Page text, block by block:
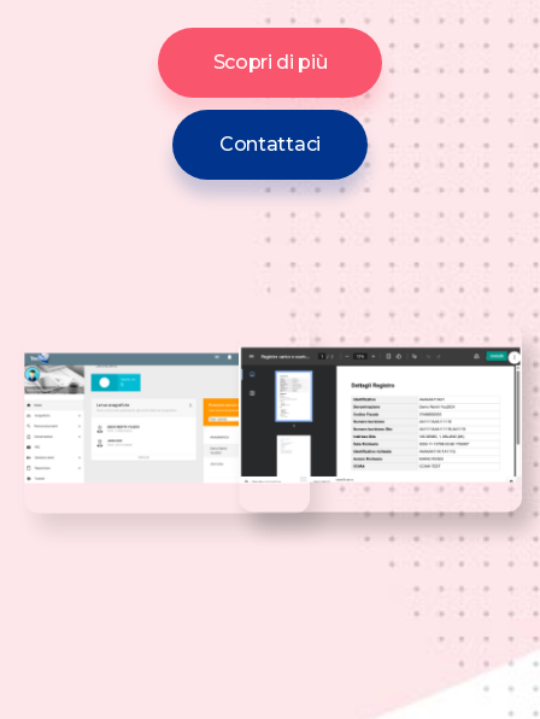
Scopri di più
Contattaci